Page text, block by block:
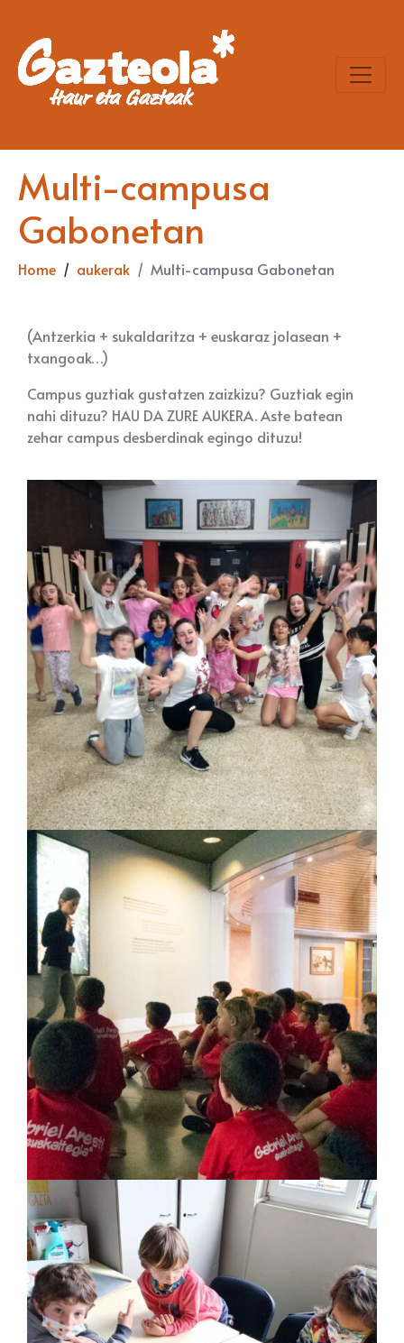
Multi-campusa
Gabonetan
Home aukerak Multi-campusa Gabonetan
(Antzerkia + sukaldaritza + euskaraz jolasean +
txangoak…)
Campus guztiak gustatzen zaizkizu? Guztiak egin
nahi dituzu? HAU DA ZURE AUKERA. Aste batean
zehar campus desberdinak egingo dituzu!